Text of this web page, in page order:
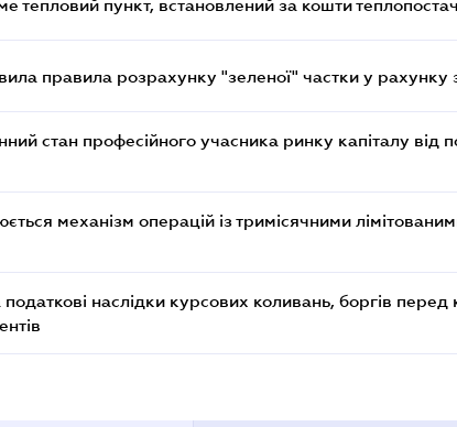
тепловий пункт, встановлений за кошти
правила розрахунку "зеленої" частки у рахунку
стан професійного учасника ринку капіталу від
механізм операцій із тримісячними
наслідки курсових коливань, боргів